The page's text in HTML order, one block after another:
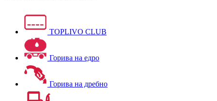
TOPLIVO CLUB
Горива на едро
Горива на дребно